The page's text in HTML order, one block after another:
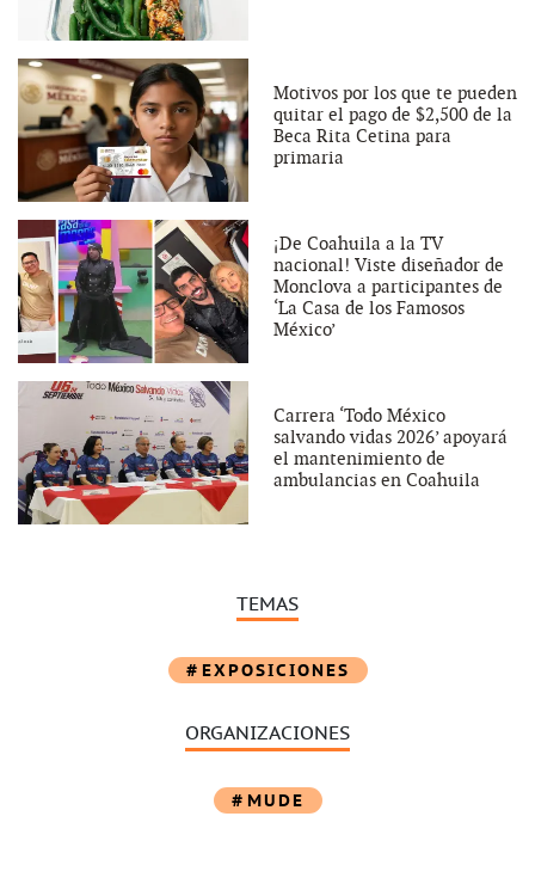
Motivos por los que te pueden
quitar el pago de $2,500 de la
Beca Rita Cetina para
primaria
¡De Coahuila a la TV
nacional! Viste diseñador de
Monclova a participantes de
‘La Casa de los Famosos
México’
Carrera ‘Todo México
salvando vidas 2026’ apoyará
el mantenimiento de
ambulancias en Coahuila
TEMAS
EXPOSICIONES
ORGANIZACIONES
MUDE